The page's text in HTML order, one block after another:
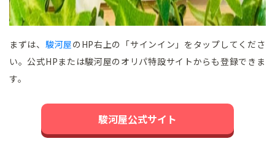
まずは、 駿河屋のHP右上の「サインイン」をタップしてくださ
い。公式HPまたは駿河屋のオリパ特設サイトからも登録できま
す。
駿河屋公式サイト